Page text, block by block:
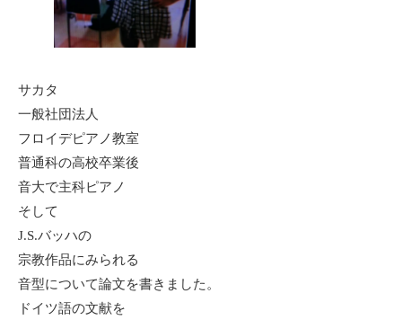
サカタ
一般社団法人
フロイデピアノ教室
普通科の高校卒業後
音大で主科ピアノ
そして
J.S.バッハの
宗教作品にみられる
音型について論文を書きました。
ドイツ語の文献を